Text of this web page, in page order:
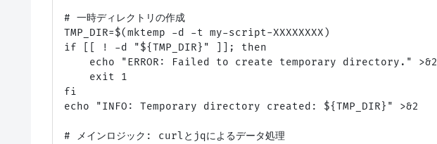
# 一時ディレクトリの作成
TMP_DIR=$(mktemp -d -t my-script-XXXXXXXX)
if [[ ! -d "${TMP_DIR}" ]]; then
    echo "ERROR: Failed to create temporary directory." >&2
    exit 1
fi
echo "INFO: Temporary directory created: ${TMP_DIR}" >&2
# メインロジック: curlとjqによるデータ処理